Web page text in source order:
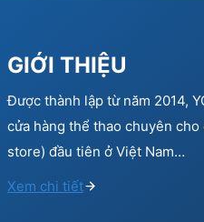
GIỚI THIỆU
Được thành lập từ năm 2014,
cửa hàng thể thao chuyên
store) đầu tiên ở Việt Nam…
Xem chi tiết